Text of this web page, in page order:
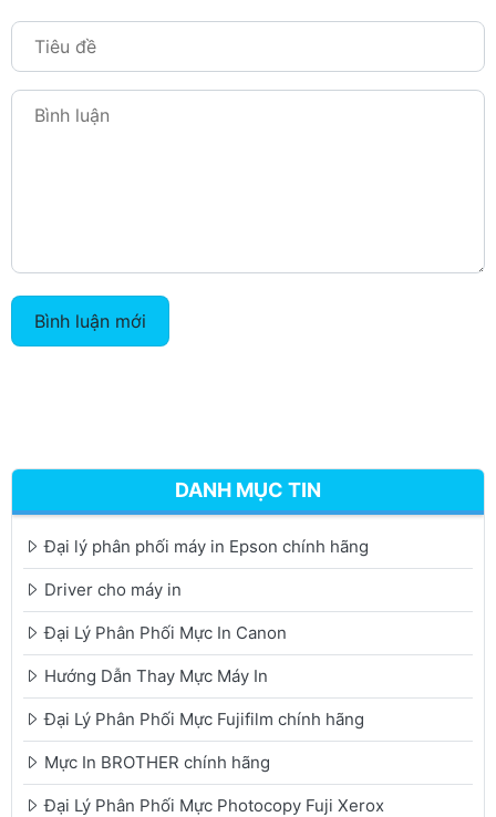
Bình luận mới
DANH MỤC TIN
Đại lý phân phối máy in Epson chính hãng
Driver cho máy in
Đại Lý Phân Phối Mực In Canon
Hướng Dẫn Thay Mực Máy In
Đại Lý Phân Phối Mực Fujifilm chính hãng
Mực In BROTHER chính hãng
Đại Lý Phân Phối Mực Photocopy Fuji Xerox